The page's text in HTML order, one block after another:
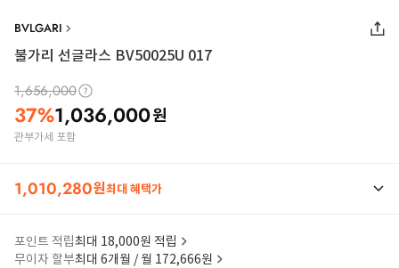
BVLGARI
불가리 선글라스 BV50025U 017
1,656,000
37%1,036,000원
관부가세 포함
1,010,280원최대 혜택가
포인트 적립최대 18,000원 적립
무이자 할부최대 6개월 / 월 172,666원